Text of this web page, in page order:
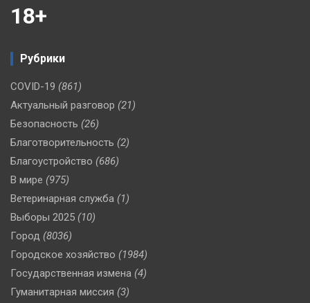
18+
Рубрики
COVID-19 (861)
Актуальный разговор (21)
Безопасность (26)
Благотворительность (2)
Благоустройство (686)
В мире (975)
Ветеринарная служба (1)
Выборы 2025 (10)
Город (8036)
Городское хозяйство (1984)
Государственная измена (4)
Гуманитарная миссия (3)